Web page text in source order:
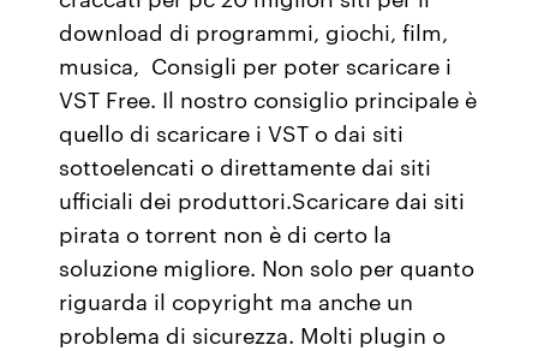
download di programmi, giochi, film,
musica, Consigli per poter scaricare i
VST Free. Il nostro consiglio principale è
quello di scaricare i VST o dai siti
sottoelencati o direttamente dai siti
ufficiali dei produttori.Scaricare dai siti
pirata o torrent non è di certo la
soluzione migliore. Non solo per quanto
riguarda il copyright ma anche un
problema di sicurezza. Molti plugin o